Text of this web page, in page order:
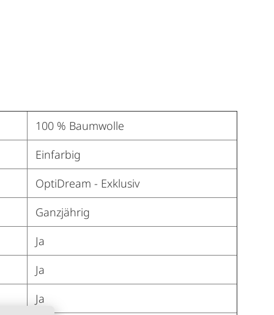
100 % Baumwolle
Einfarbig
OptiDream - Exklusiv
Ganzjährig
Ja
Ja
Ja